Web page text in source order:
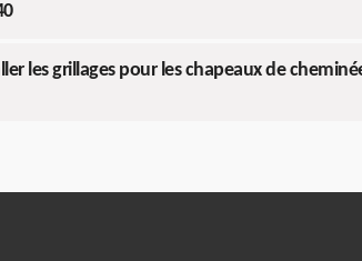
les grillages pour les chapeaux de